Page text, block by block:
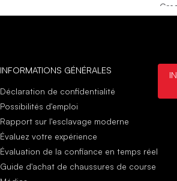
Je
INFORMATIONS GÉNÉRALES
Déclaration de confidentialité
Possibilités d'emploi
Rapport sur l'esclavage moderne
Évaluez votre expérience
Évaluation de la confiance en temps réel
Guide d'achat de chaussures de course